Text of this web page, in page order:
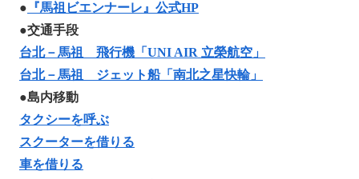
● 『馬祖ビエンナーレ』公式HP
●交通手段
台北－馬祖 飛行機「UNI AIR 立榮航空」
台北－馬祖 ジェット船「南北之星快輪」
●島内移動
タクシーを呼ぶ
スクーターを借りる
車を借りる